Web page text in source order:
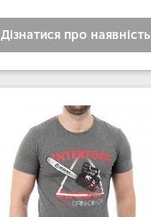
Дізнатися про наявність